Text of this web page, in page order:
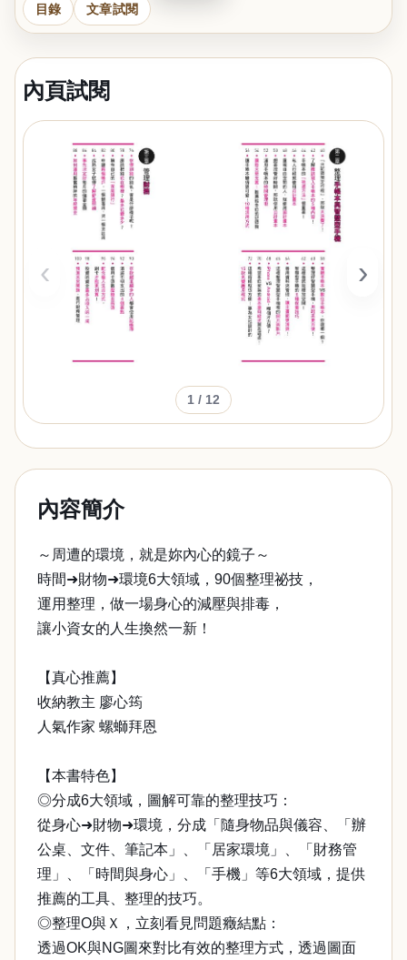
目錄 文章試閱
內頁試閱
‹ ›
1 / 12
內容簡介
～周遭的環境，就是妳內心的鏡子～
時間➜財物➜環境6大領域，90個整理祕技，
運用整理，做一場身心的減壓與排毒，
讓小資女的人生換然一新！
【真心推薦】
收納教主 廖心筠
人氣作家 螺螄拜恩
【本書特色】
◎分成6大領域，圖解可靠的整理技巧：
從身心➜財物➜環境，分成「隨身物品與儀容、「辦
公桌、文件、筆記本」、「居家環境」、「財務管
理」、「時間與身心」、「手機」等6大領域，提供
推薦的工具、整理的技巧。
◎整理O與Ｘ，立刻看見問題癥結點：
透過OK與NG圖來對比有效的整理方式，透過圖面